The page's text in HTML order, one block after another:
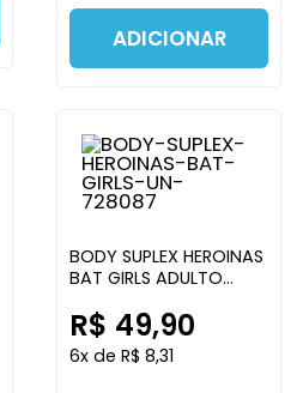
ADICIONAR
BODY SUPLEX HEROINAS
BAT GIRLS ADULTO
R$ 49,90
6x de R$ 8,31